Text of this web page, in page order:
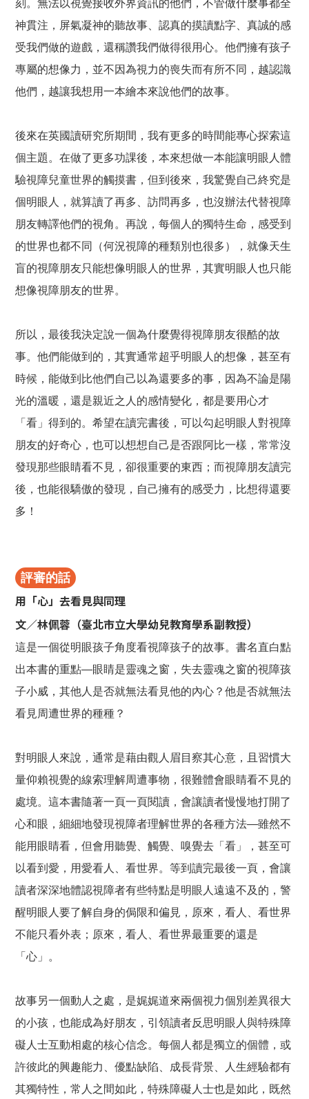
刻。無法以視覺接收外界資訊的他們，不管做什麼事都全
神貫注，屏氣凝神的聽故事、認真的摸讀點字、真誠的感
受我們做的遊戲，還稱讚我們做得很用心。他們擁有孩子
專屬的想像力，並不因為視力的喪失而有所不同，越認識
他們，越讓我想用一本繪本來說他們的故事。
後來在英國讀研究所期間，我有更多的時間能專心探索這
個主題。在做了更多功課後，本來想做一本能讓明眼人體
驗視障兒童世界的觸摸書，但到後來，我驚覺自己終究是
個明眼人，就算讀了再多、訪問再多，也沒辦法代替視障
朋友轉譯他們的視角。再說，每個人的獨特生命，感受到
的世界也都不同（何況視障的種類別也很多），就像天生
盲的視障朋友只能想像明眼人的世界，其實明眼人也只能
想像視障朋友的世界。
所以，最後我決定說一個為什麼覺得視障朋友很酷的故
事。他們能做到的，其實通常超乎明眼人的想像，甚至有
時候，能做到比他們自己以為還要多的事，因為不論是陽
光的溫暖，還是親近之人的感情變化，都是要用心才
「看」得到的。希望在讀完書後，可以勾起明眼人對視障
朋友的好奇心，也可以想想自己是否跟阿比一樣，常常沒
發現那些眼睛看不見，卻很重要的東西；而視障朋友讀完
後，也能很驕傲的發現，自己擁有的感受力，比想得還要
多！
評審的話
用「心」去看見與同理
文／林佩蓉（臺北市立大學幼兒教育學系副教授）
這是一個從明眼孩子角度看視障孩子的故事。書名直白點
出本書的重點—眼睛是靈魂之窗，失去靈魂之窗的視障孩
子小威，其他人是否就無法看見他的內心？他是否就無法
看見周遭世界的種種？
對明眼人來說，通常是藉由觀人眉目察其心意，且習慣大
量仰賴視覺的線索理解周遭事物，很難體會眼睛看不見的
處境。這本書隨著一頁一頁閱讀，會讓讀者慢慢地打開了
心和眼，細細地發現視障者理解世界的各種方法—雖然不
能用眼睛看，但會用聽覺、觸覺、嗅覺去「看」，甚至可
以看到愛，用愛看人、看世界。等到讀完最後一頁，會讓
讀者深深地體認視障者有些特點是明眼人遠遠不及的，警
醒明眼人要了解自身的侷限和偏見，原來，看人、看世界
不能只看外表；原來，看人、看世界最重要的還是
「心」。
故事另一個動人之處，是娓娓道來兩個視力個別差異很大
的小孩，也能成為好朋友，引領讀者反思明眼人與特殊障
礙人士互動相處的核心信念。每個人都是獨立的個體，或
許彼此的興趣能力、優點缺陷、成長背景、人生經驗都有
其獨特性，常人之間如此，特殊障礙人士也是如此，既然